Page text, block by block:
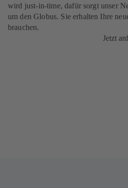
wird just-in-time, dafür sorgt unser
um den Globus. Sie erhalten Ihre
brauchen.
Jetzt